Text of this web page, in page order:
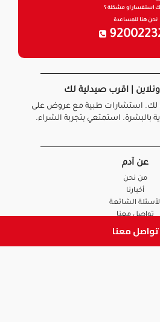
تواصل معنا
استفسار او مشكلة ؟
نحن هنا للمساعدة
| اقرب صيدلية لك
لك. استشارات طبية مع عروض على
بالبشرة. استمتعي بتجربة الشراء.
عن آدم
من نحن
أخبارنا
الشائعة
تواصل معنا